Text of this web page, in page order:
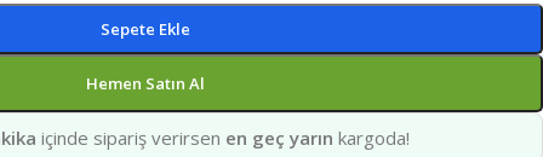
Sepete Ekle
Hemen Satın Al
içinde sipariş verirsen en geç yarın kargoda!